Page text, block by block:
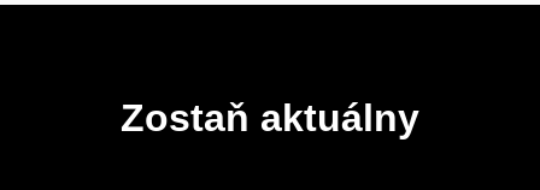
Zostaň aktuálny